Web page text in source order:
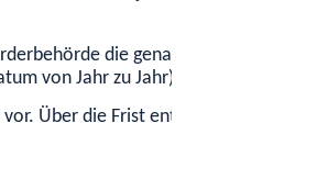
die genaue Zahl der Schüler
von Jahr zu Jahr).
Über die Frist entscheidet das